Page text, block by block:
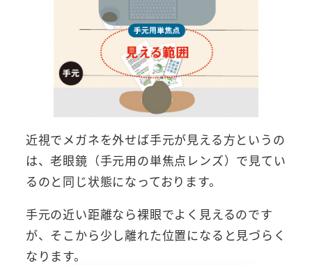
近視でメガネを外せば手元が見える方というの
は、老眼鏡（手元用の単焦点レンズ）で見てい
るのと同じ状態になっております。
手元の近い距離なら裸眼でよく見えるのです
が、そこから少し離れた位置になると見づらく
なります。